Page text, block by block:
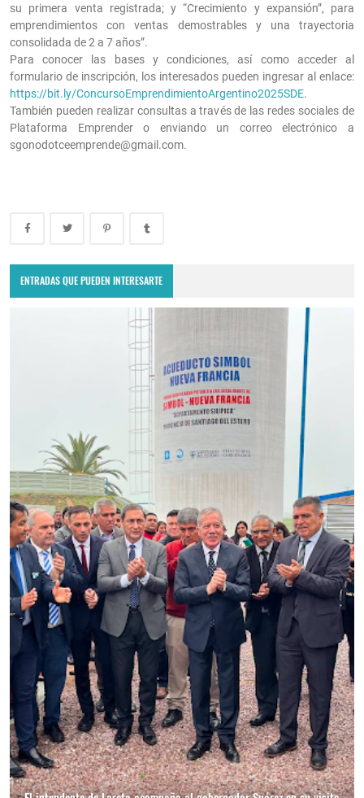
su primera venta registrada; y “Crecimiento y expansión”, para
emprendimientos con ventas demostrables y una trayectoria
consolidada de 2 a 7 años”.
Para conocer las bases y condiciones, así como acceder al
formulario de inscripción, los interesados pueden ingresar al enlace:
https://bit.ly/ConcursoEmprendimientoArgentino2025SDE.
También pueden realizar consultas a través de las redes sociales de
Plataforma Emprender o enviando un correo electrónico a
sgonodotceemprende@gmail.com.
ENTRADAS QUE PUEDEN INTERESARTE